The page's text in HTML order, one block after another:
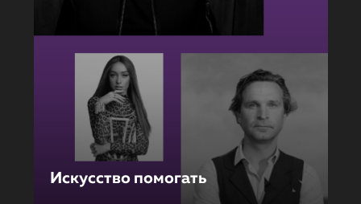
Искусство помогать